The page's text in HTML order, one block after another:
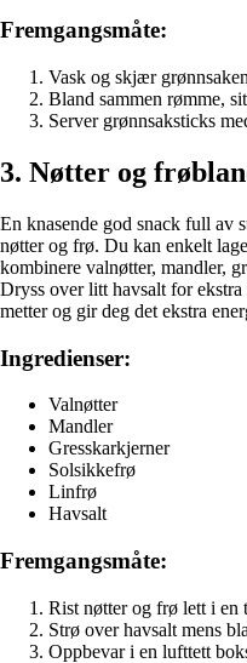
Fremgangsmåte:
Vask og skjær
Bland sammen rømme,
Server grønnsaksticks
3. Nøtter og
En knasende god snack full av
nøtter og frø. Du kan enkelt
kombinere valnøtter, mandler,
Dryss over litt havsalt for
metter og gir deg det ekstra
Ingredienser:
Valnøtter
Mandler
Gresskarkjerner
Solsikkefrø
Linfrø
Havsalt
Fremgangsmåte:
Rist nøtter og frø lett i en
Strø over havsalt mens
Oppbevar i en lufttett